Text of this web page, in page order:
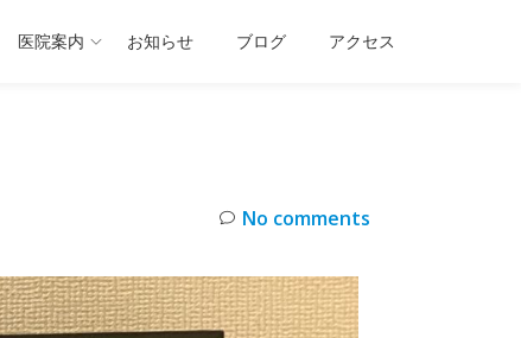
医院案内 お知らせ ブログ アクセス
No comments